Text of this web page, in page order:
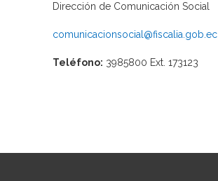
Dirección de Comunicación Social
comunicacionsocial@fiscalia.gob.ec
Teléfono: 3985800 Ext. 173123